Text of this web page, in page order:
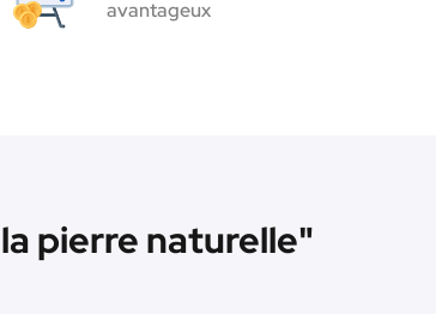
avantageux
pierre naturelle"